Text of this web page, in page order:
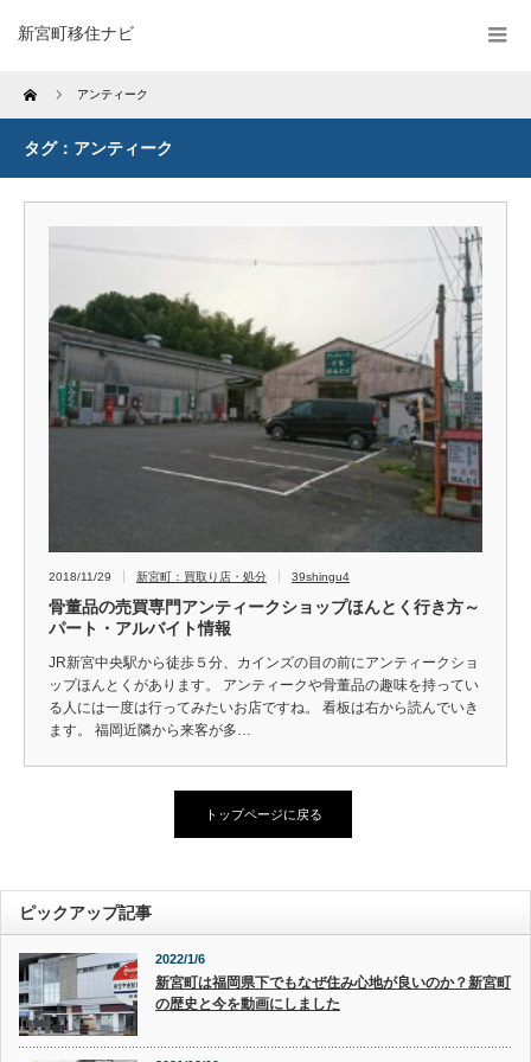
新宮町移住ナビ
Home アンティーク
タグ：アンティーク
2018/11/29 新宮町：買取り店・処分 39shingu4
骨董品の売買専門アンティークショップほんとく行き方～
パート・アルバイト情報
JR新宮中央駅から徒歩５分、カインズの目の前にアンティークショ
ップほんとくがあります。 アンティークや骨董品の趣味を持ってい
る人には一度は行ってみたいお店ですね。 看板は右から読んでいき
ます。 福岡近隣から来客が多…
トップページに戻る
ピックアップ記事
2022/1/6
新宮町は福岡県下でもなぜ住み心地が良いのか？新宮町
の歴史と今を動画にしました